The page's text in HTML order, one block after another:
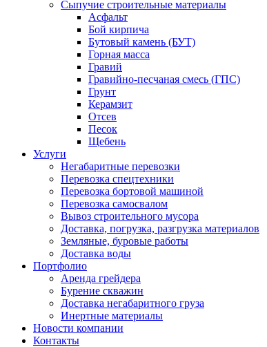
Сыпучие строительные материалы
Асфальт
Бой кирпича
Бутовый камень (БУТ)
Горная масса
Гравий
Гравийно-песчаная смесь (ГПС)
Грунт
Керамзит
Отсев
Песок
Щебень
Услуги
Негабаритные перевозки
Перевозка спецтехники
Перевозка бортовой машиной
Перевозка самосвалом
Вывоз строительного мусора
Доставка, погрузка, разгрузка материалов
Земляные, буровые работы
Доставка воды
Портфолио
Аренда грейдера
Бурение скважин
Доставка негабаритного груза
Инертные материалы
Новости компании
Контакты